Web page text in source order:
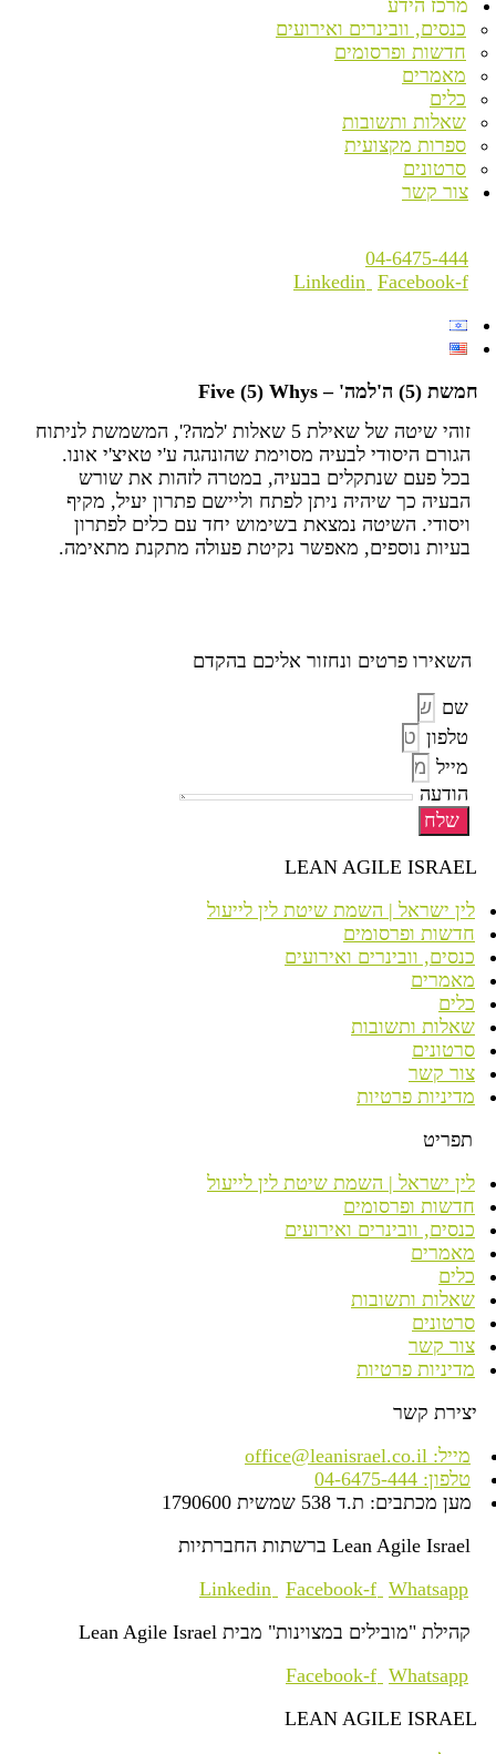
מרכז הידע
כנסים, וובינרים ואירועים
חדשות ופרסומים
מאמרים
כלים
שאלות ותשובות
ספרות מקצועית
סרטונים
צור קשר
04-6475-444
Linkedin Facebook-f
חמשת (5) ה'למה' – Five (5) Whys
זוהי שיטה של שאילת 5 שאלות 'למה?', המשמשת לניתוח
הגורם היסודי לבעיה מסוימת שהונהגה ע'י טאיצ'י אונו.
בכל פעם שנתקלים בבעיה, במטרה לזהות את שורש
הבעיה כך שיהיה ניתן לפתח וליישם פתרון יעיל, מקיף
ויסודי. השיטה נמצאת בשימוש יחד עם כלים לפתרון
בעיות נוספים, מאפשר נקיטת פעולה מתקנת מתאימה.
השאירו פרטים ונחזור אליכם בהקדם
שם
טלפון
מייל
הודעה
שלח
LEAN AGILE ISRAEL
לין ישראל | השמת שיטת לין לייעול
חדשות ופרסומים
כנסים, וובינרים ואירועים
מאמרים
כלים
שאלות ותשובות
סרטונים
צור קשר
מדיניות פרטיות
תפריט
לין ישראל | השמת שיטת לין לייעול
חדשות ופרסומים
כנסים, וובינרים ואירועים
מאמרים
כלים
שאלות ותשובות
סרטונים
צור קשר
מדיניות פרטיות
יצירת קשר
מייל: office@leanisrael.co.il
טלפון: 04-6475-444
מען מכתבים: ת.ד 538 שמשית 1790600
Lean Agile Israel ברשתות החברתיות
Linkedin
Facebook-f Whatsapp
קהילת "מובילים במצוינות" מבית Lean Agile Israel
Facebook-f Whatsapp
LEAN AGILE ISRAEL